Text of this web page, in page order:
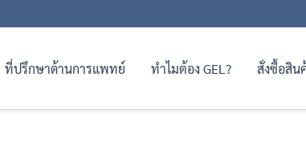
ที่ปรึกษาด้านการแพทย์ ทำไมต้อง GEL? สั่งซื้อสิน